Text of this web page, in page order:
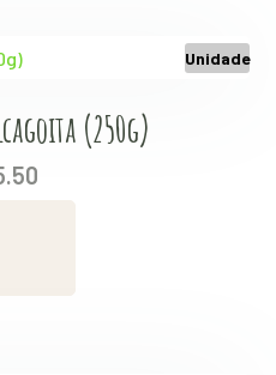
Unidade
(250g)